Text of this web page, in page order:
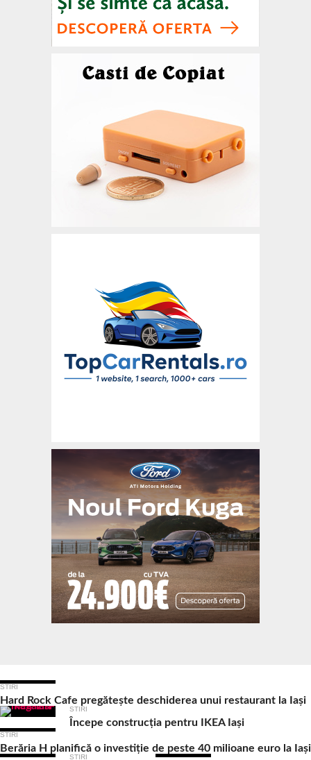
STIRI
Hard Rock Cafe pregătește deschiderea unui restaurant la Iași
STIRI
Începe construcția pentru IKEA Iași
STIRI
Berăria H planifică o investiție de peste 40 milioane euro la Iași
STIRI